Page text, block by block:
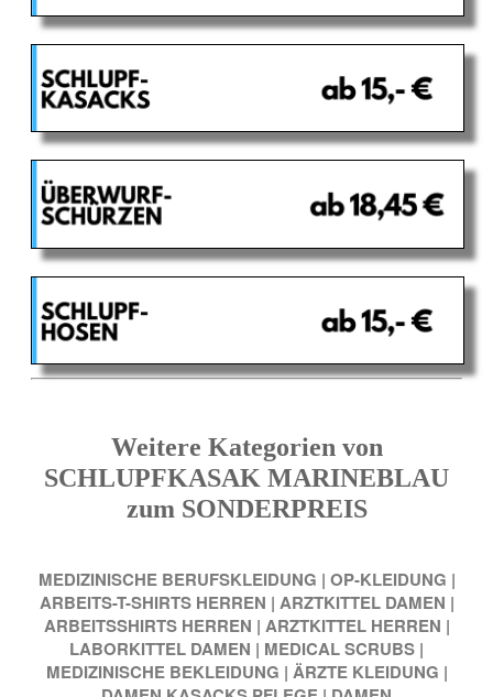
Weitere Kategorien von
SCHLUPFKASAK MARINEBLAU
zum SONDERPREIS
MEDIZINISCHE BERUFSKLEIDUNG | OP-KLEIDUNG |
ARBEITS-T-SHIRTS HERREN | ARZTKITTEL DAMEN |
ARBEITSSHIRTS HERREN | ARZTKITTEL HERREN |
LABORKITTEL DAMEN | MEDICAL SCRUBS |
MEDIZINISCHE BEKLEIDUNG | ÄRZTE KLEIDUNG |